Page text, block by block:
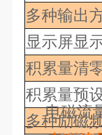
多种输出
显示屏显
积累量清
积累量预
多种励磁
电磁流